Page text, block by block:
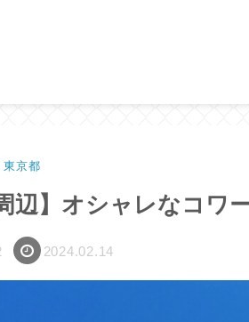
東京都
辺】オシャレなコワ
2024.02.14